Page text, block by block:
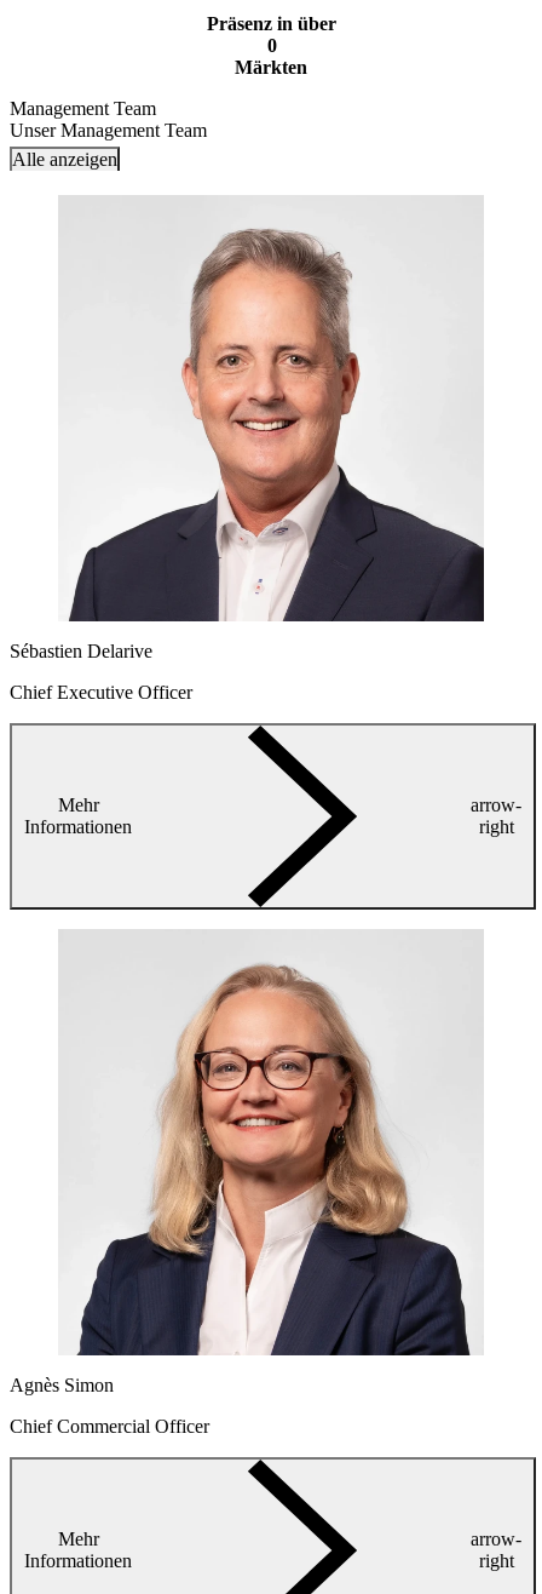
Präsenz in über
0
Märkten
Management Team
Unser Management Team
Alle anzeigen
Sébastien Delarive
Chief Executive Officer
Mehr
Informationen
arrow-
right
Agnès Simon
Chief Commercial Officer
Mehr
Informationen
arrow-
right